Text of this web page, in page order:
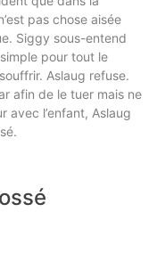
pas chose aisée
Siggy sous-entend
pour tout le
Aslaug refuse.
afin de le tuer mais ne
avec l’enfant, Aslaug